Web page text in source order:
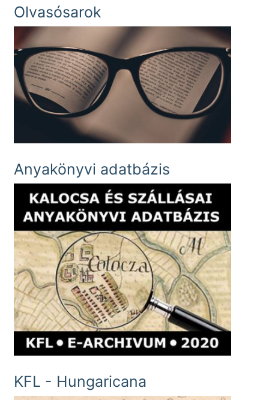
Olvasósarok
Anyakönyvi adatbázis
KFL - Hungaricana